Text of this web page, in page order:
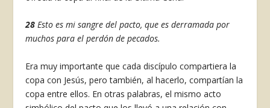
28Esto es mi sangre del pacto, que es derramada por
muchos para el perdón de pecados.
Era muy importante que cada discípulo compartiera la
copa con Jesús, pero también, al hacerlo, compartían la
copa entre ellos. En otras palabras, el mismo acto